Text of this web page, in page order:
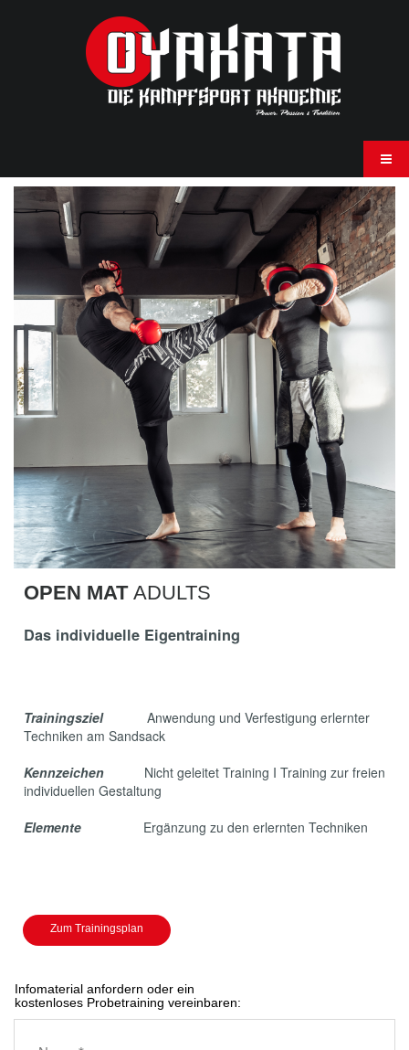
OPEN MATADULTS
Das individuelle Eigentraining
TrainingszielAnwendung und Verfestigung erlernter
Techniken am Sandsack
Kennzeichen Nicht geleitet Training I Training zur freien
individuellen Gestaltung
Elemente Ergänzung zu den erlernten Techniken
Zum Trainingsplan
Infomaterial anfordern oder ein
kostenloses Probetraining vereinbaren: